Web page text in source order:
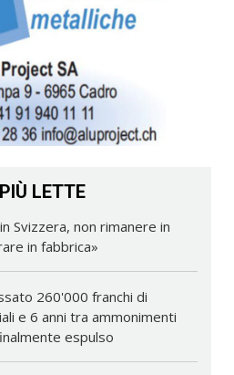
LETTE
Svizzera, non rimanere in
in fabbrica»
260'000 franchi di
e 6 anni tra ammonimenti
espulso